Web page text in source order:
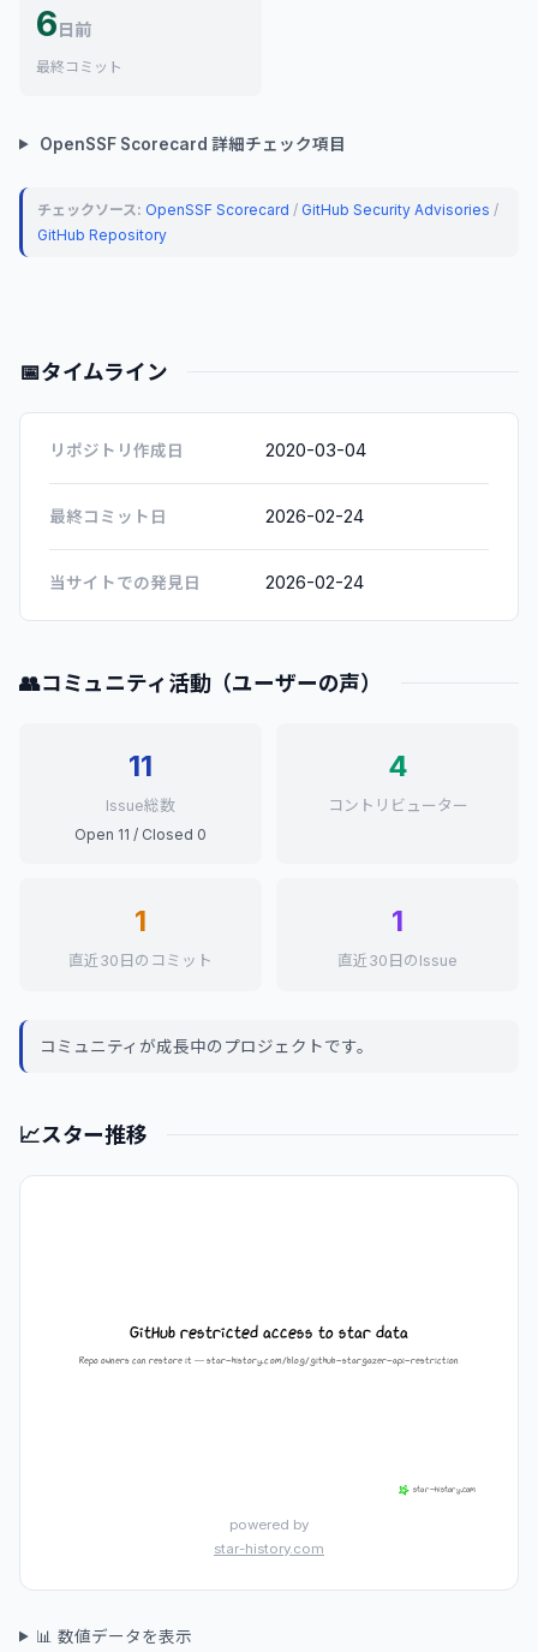
6日前
最終コミット
OpenSSF Scorecard 詳細チェック項目
チェックソース: OpenSSF Scorecard / GitHub Security Advisories /
GitHub Repository
📅タイムライン
リポジトリ作成日 2020-03-04
最終コミット日 2026-02-24
当サイトでの発見日 2026-02-24
👥コミュニティ活動（ユーザーの声）
11
Issue総数
Open 11 / Closed 0
4
コントリビューター
1
直近30日のコミット
1
直近30日のIssue
コミュニティが成長中のプロジェクトです。
📈スター推移
powered by
star-history.com
📊 数値データを表示